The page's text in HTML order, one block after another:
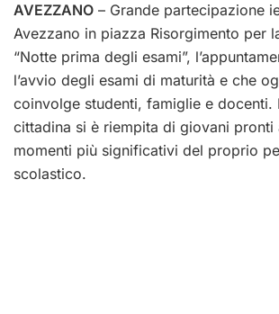
AVEZZANO – Grande partecipazione
Avezzano in piazza Risorgimento per
“Notte prima degli esami”,
l’avvio degli esami di maturità e che
coinvolge studenti, famiglie e docenti.
cittadina si è riempita di giovani pronti
momenti più significativi del proprio
scolastico.